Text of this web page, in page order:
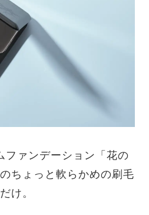
ファンデーション「花の
ちょっと軟らかめの刷毛
け。